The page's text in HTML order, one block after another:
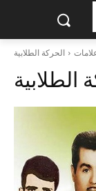
الحرکة الطلابية
الطلابية